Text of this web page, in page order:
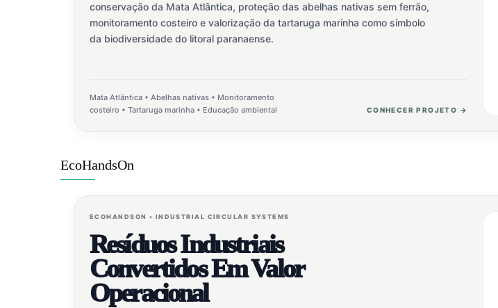
conservação da Mata Atlântica, proteção das abelhas nativas sem ferrão,
monitoramento costeiro e valorização da tartaruga marinha como símbolo
da biodiversidade do litoral paranaense.
Mata Atlântica • Abelhas nativas • Monitoramento
costeiro • Tartaruga marinha • Educação ambiental
CONHECER PROJETO →
EcoHandsOn
ECOHANDSON • INDUSTRIAL CIRCULAR SYSTEMS
Resíduos Industriais
Convertidos Em Valor
Operacional